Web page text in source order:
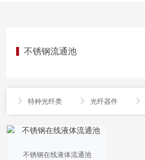
不锈钢流通池
 特种光纤类  光纤器件 
不锈钢在线液体流通池